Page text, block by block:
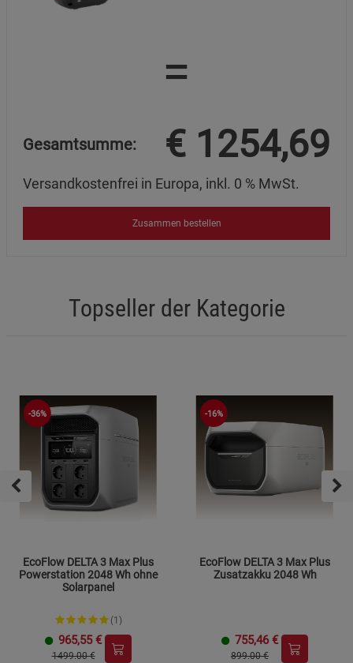
=
Gesamtsumme: € 1254,69
Versandkostenfrei in Europa, inkl. 0 % MwSt.
Zusammen bestellen
Topseller der Kategorie
-36%
EcoFlow DELTA 3 Max Plus
Powerstation 2048 Wh ohne
Solarpanel
(1)
965,55 €
1499.00 €
-16%
EcoFlow DELTA 3 Max Plus
Zusatzakku 2048 Wh
755,46 €
899.00 €